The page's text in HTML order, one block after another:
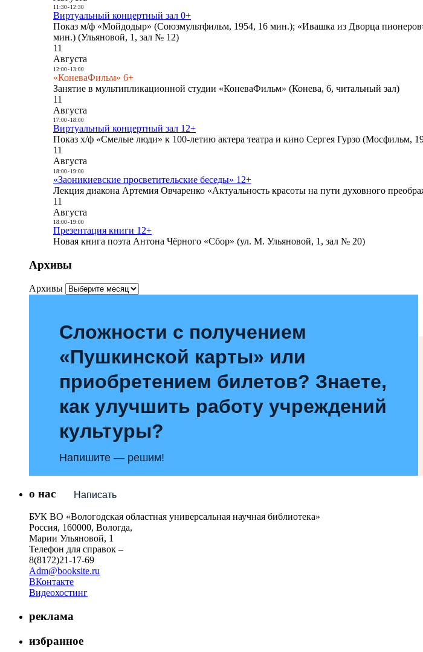
11:30- 12:30
Виртуальный концертный зал 0+
Показ м/ф «Мойдодыр» (Союзмультфильм, 1954, 16 мин.); «Ивашка из Дворца
мин.) (Ульяновой, 1, зал № 12)
11
Августа
12:00- 13:00
«КоневаФильм» 6+
Занятие в мультипликационной студии «КоневаФильм» (Конева, 6, читальный зал)
11
Августа
17:00- 18:00
Виртуальный концертный зал 12+
Показ х/ф «Смелые люди» к 100-летию актера театра и кино Сергея Гурзо (Мосфильм,
11
Августа
18:00- 19:00
«Заоникиевские просветительские беседы» 12+
Лекция диакона Артемия Овчаренко «Актуальность красоты на пути духовного
11
Августа
18:00- 19:00
Презентация книги 12+
Новая книга поэта Антона Чёрного «Сбор» (ул. М. Ульяновой, 1, зал № 20)
Архивы
Архивы
Сложности с получением
«Пушкинской карты» или
приобретением билетов? Знаете,
как улучшить работу учреждений
культуры?
Напишите — решим!
Написать
о нас
БУК ВО «Вологодская областная универсальная научная библиотека»
Россия, 160000, Вологда,
Марии Ульяновой, 1
Телефон для справок –
8(8172)21-17-69
Adm@booksite.ru
ВКонтакте
Видеохостинг
реклама
избранное